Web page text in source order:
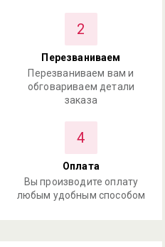
2
Перезваниваем
Перезваниваем вам и
обговариваем детали
заказа
4
Оплата
Вы производите оплату
любым удобным способом